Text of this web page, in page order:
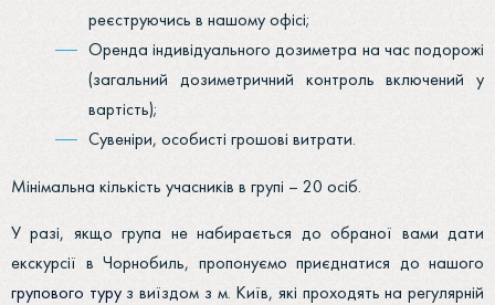
реєструючись в нашому офісі;
Оренда індивідуального дозиметра на час подорожі
(загальний дозиметричний контроль включений у
вартість);
Сувеніри, особисті грошові витрати.
Мінімальна кількість учасників в групі – 20 осіб.
У разі, якщо група не набирається до обраної вами дати
екскурсії в Чорнобиль, пропонуємо приєднатися до нашого
групового туруз виїздом з м. Київ, які проходять на регулярній